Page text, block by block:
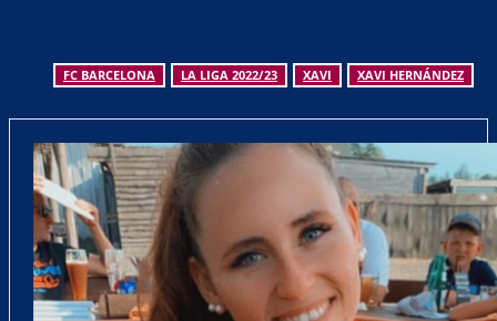
FC BARCELONA LA LIGA 2022/23 XAVI XAVI HERNÁNDEZ